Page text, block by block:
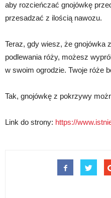
aby rozcieńczać gnojówkę
przesadzać z ilością nawozu.
Teraz, gdy wiesz, że gnojówka
podlewania róży, możesz
w swoim ogrodzie. Twoje róże
Tak, gnojówkę z pokrzywy
Link do strony: https://